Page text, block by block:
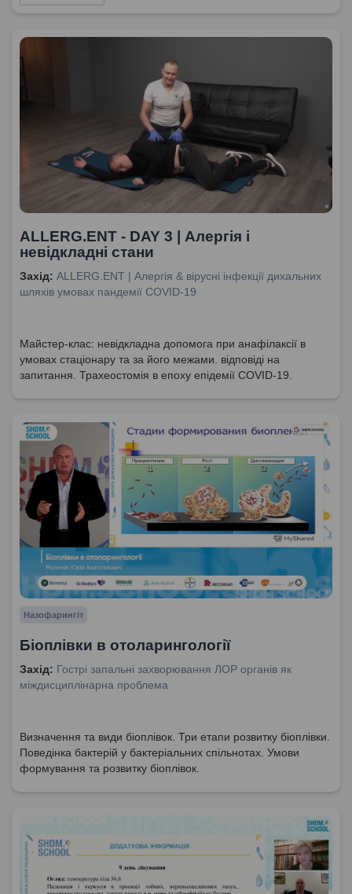
ALLERG.ENT - DAY 3 | Алергія і
невідкладні стани
Захід: ALLERG.ENT | Алергія & вірусні інфекції дихальних
шляхів умовах пандемії COVID-19
Майстер-клас: невідкладна допомога при анафілаксії в
умовах стаціонару та за його межами. відповіді на
запитання. Трахеостомія в епоху епідемії COVID-19.
Назофарингіт
Біоплівки в отоларингології
Захід: Гострі запальні захворювання ЛОР органів як
міждисциплінарна проблема
Визначення та види біоплівок. Три етапи розвитку біоплівки.
Поведінка бактерій у бактеріальних спільнотах. Умови
формування та розвитку біоплівок.